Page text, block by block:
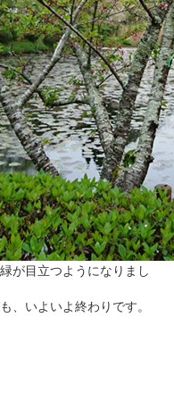
が目立つようになりまし
、いよいよ終わりです。